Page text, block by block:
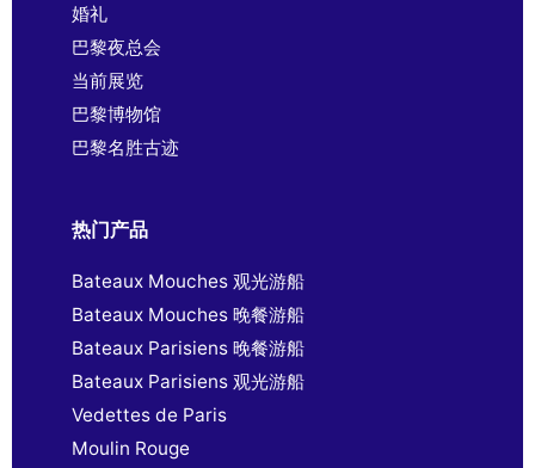
婚礼
巴黎夜总会
当前展览
巴黎博物馆
巴黎名胜古迹
热门产品
Bateaux Mouches 观光游船
Bateaux Mouches 晚餐游船
Bateaux Parisiens 晚餐游船
Bateaux Parisiens 观光游船
Vedettes de Paris
Moulin Rouge